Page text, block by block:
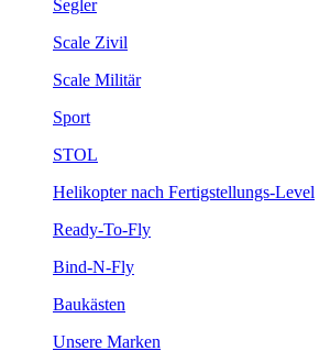
Segler
Scale Zivil
Scale Militär
Sport
STOL
Helikopter nach Fertigstellungs-Level
Ready-To-Fly
Bind-N-Fly
Baukästen
Unsere Marken